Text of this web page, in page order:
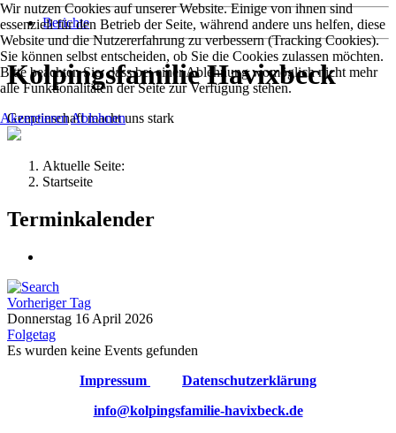
Berichte
Kolpingsfamilie Havixbeck
Gemeinschaft macht uns stark
Aktuelle Seite:
Startseite
Terminkalender
Vorheriger Tag
Donnerstag 16 April 2026
Folgetag
Es wurden keine Events gefunden
Impressum
Datenschutzerklärung
info@kolpingsfamilie-havixbeck.de
Wir nutzen Cookies auf unserer Website. Einige von ihnen sind
essenziell für den Betrieb der Seite, während andere uns helfen, diese
Website und die Nutzererfahrung zu verbessern (Tracking Cookies).
Sie können selbst entscheiden, ob Sie die Cookies zulassen möchten.
Bitte beachten Sie, dass bei einer Ablehnung womöglich nicht mehr
alle Funktionalitäten der Seite zur Verfügung stehen.
AkzeptierenAblehnen